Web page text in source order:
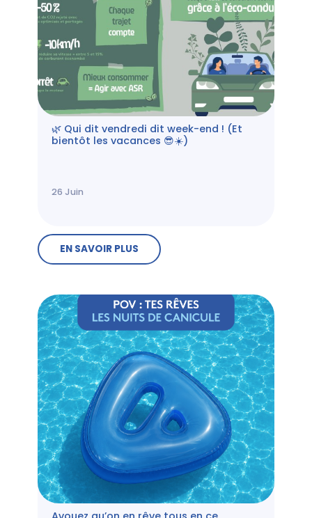
🌿 Qui dit vendredi dit week-end ! (Et
bientôt les vacances 😎☀️)
26 Juin
EN SAVOIR PLUS